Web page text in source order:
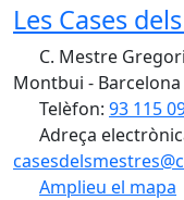
Les Cases
C. Mestre
Montbui -
Telèfon: 93 115
Adreça
Amplieu el mapa